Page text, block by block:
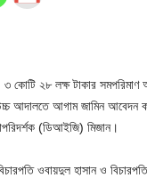
৩ কোটি ২৮ লক্ষ টাকার সমপরিমাণ
আদালতে আগাম জামিন আবেদন
(ডিআইজি) মিজান।
ওবায়দুল হাসান ও